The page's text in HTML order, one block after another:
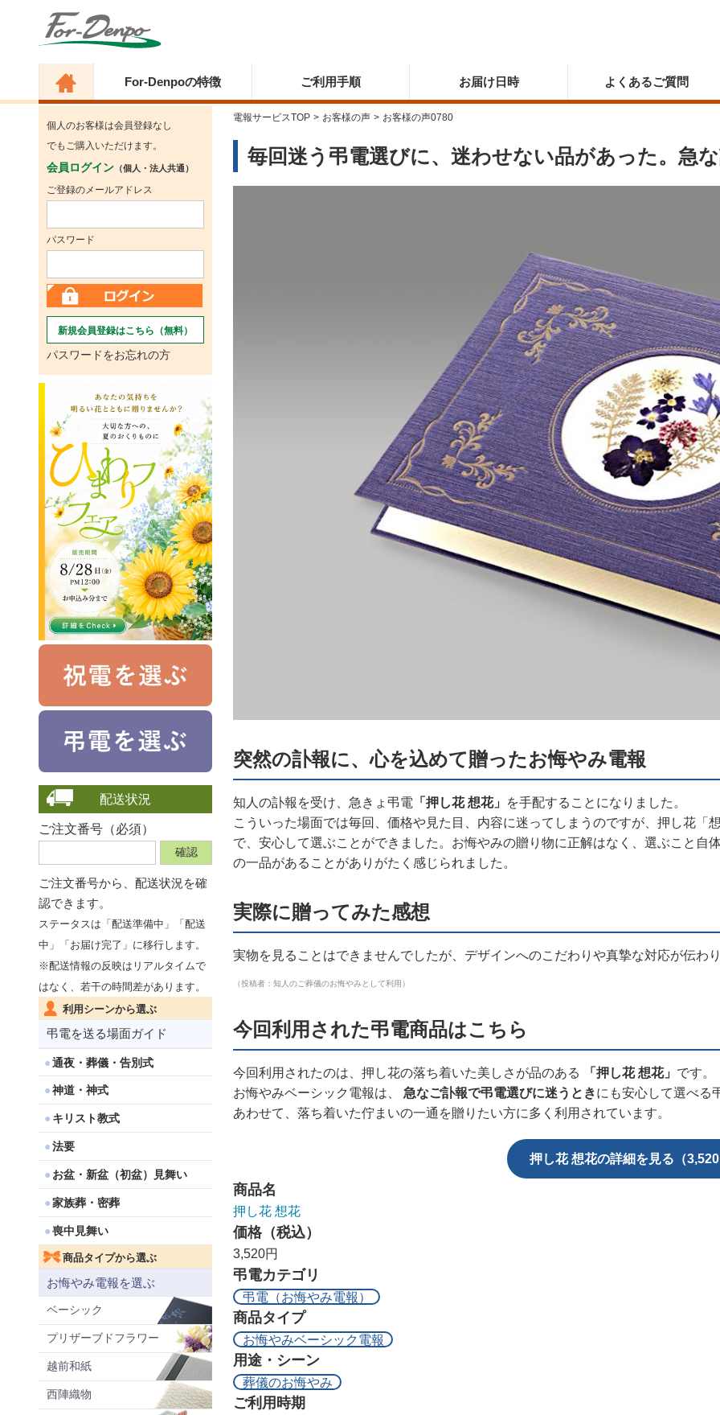
For-Denpoの特徴 ご利用手順 お届け日時 よくあるご質問
個人のお客様は会員登録なし
でもご購入いただけます。
会員ログイン （個人・法人共通）
ご登録のメールアドレス
パスワード
新規会員登録はこちら（無料）
パスワードをお忘れの方
配送状況
ご注文番号（必須）
ご注文番号から、 配送状況を確
認できます。
ステータスは「配送準備中」「配送
中」「お届け完了」に移行します。
※配送情報の反映はリアルタイムで
はなく、若干の時間差があります。
利用シーンから選ぶ
弔電を送る場面ガイド
通夜・葬儀・告別式
神道・神式
キリスト教式
法要
お盆・新盆（初盆）見舞い
家族葬・密葬
喪中見舞い
商品タイプから選ぶ
お悔やみ電報を選ぶ
ベーシック
プリザーブドフラワー
越前和紙
西陣織物
電報サービスTOP > お客様の声 > お客様の声0780
毎回迷う弔電選びに、迷わせない品があった。急
突然の訃報に、心を込めて贈ったお悔やみ電報
知人の訃報を受け、急きょ弔電 「押し花 想花」
を手配することになりました。
こういった場面では毎回、価格や見た目、内容に迷ってしまうのですが、押し花「
で、安心して選ぶことができました。お悔やみの贈り物に正解はなく、選ぶこと自
の一品があることがありがたく感じられました。
実際に贈ってみた感想
実物を見ることはできませんでしたが、デザインへのこだわりや真摯な対応が伝わ
（投稿者：知人のご葬儀のお悔やみとして利用）
今回利用された弔電商品はこちら
今回利用されたのは、押し花の落ち着いた美しさが品のある 「押し花 想花」 です。
お悔やみベーシック電報は、 急なご訃報で弔電選びに迷うときにも安心して選べる
あわせて、落ち着いた佇まいの一通を贈りたい方に多く利用されています。
押し花 想花の詳細を見る（3,520
商品名
押し花 想花
価格（税込）
3,520円
弔電カテゴリ
弔電（お悔やみ電報）
商品タイプ
お悔やみベーシック電報
用途・シーン
葬儀のお悔やみ
ご利用時期